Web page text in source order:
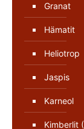
Granat
Hämatit
Heliotrop
Jaspis
Karneol
Kimberlit